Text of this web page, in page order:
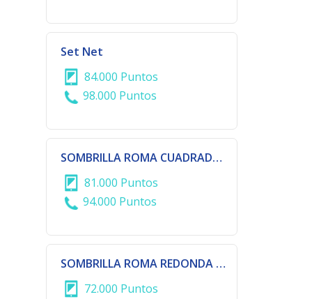
Set Net
84.000 Puntos
98.000 Puntos
SOMBRILLA ROMA CUADRADA DE 3X3 METROS
81.000 Puntos
94.000 Puntos
SOMBRILLA ROMA REDONDA DE 3 METROS DE DIAMETRO
72.000 Puntos